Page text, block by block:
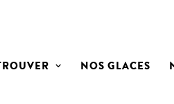
NOS GLACES